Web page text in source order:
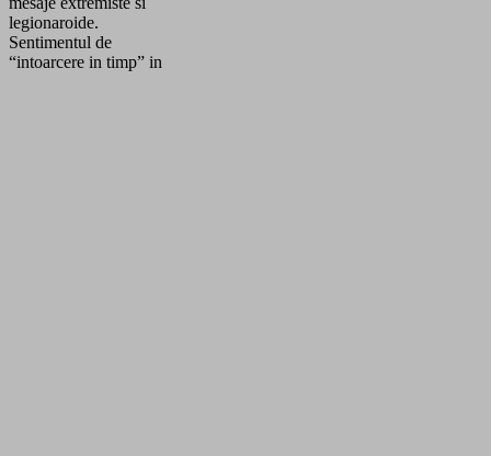
legionaroide.
Sentimentul de
“intoarcere in timp” in